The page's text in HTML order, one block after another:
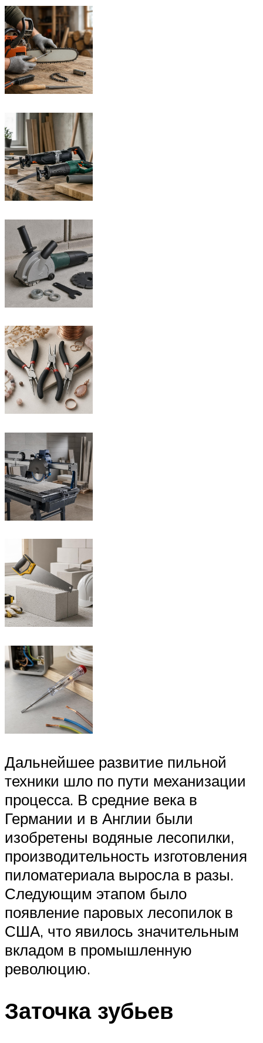
Дальнейшее развитие пильной
техники шло по пути механизации
процесса. В средние века в
Германии и в Англии были
изобретены водяные лесопилки,
производительность изготовления
пиломатериала выросла в разы.
Следующим этапом было
появление паровых лесопилок в
США, что явилось значительным
вкладом в промышленную
революцию.
Заточка зубьев